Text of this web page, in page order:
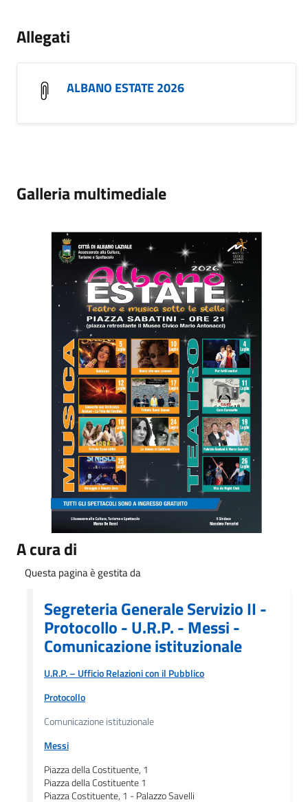
Allegati
ALBANO ESTATE 2026
Galleria multimediale
A cura di
Questa pagina è gestita da
Segreteria Generale Servizio II -
Protocollo - U.R.P. - Messi -
Comunicazione istituzionale
U.R.P. – Ufficio Relazioni con il Pubblico
Protocollo
Comunicazione istituzionale
Messi
Piazza della Costituente, 1
Piazza della Costituente 1
Piazza Costituente, 1 - Palazzo Savelli